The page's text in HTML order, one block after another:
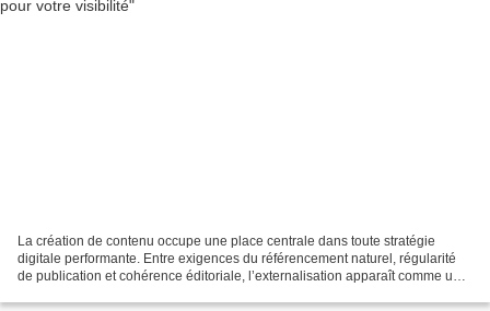
La création de contenu occupe une place centrale dans toute stratégie
digitale performante. Entre exigences du référencement naturel, régularité
de publication et cohérence éditoriale, l’externalisation apparaît comme un